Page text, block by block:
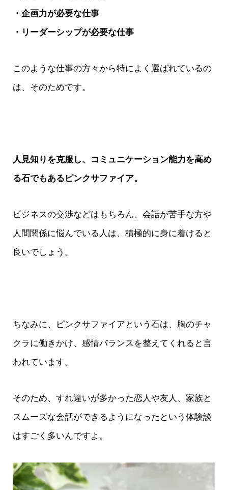
・企画力が必要な仕事
・リーダーシップが必要な仕事
このような仕事の方々から特によく選ばれているの
は、そのためです。
人見知りを克服し、コミュニケーション能力を高め
る石でもあるピンクサファイア。
ビジネスの交渉などはもちろん、会話が苦手な方や
人間関係に悩んでいる人は、積極的に身に着けると
良いでしょう。
ちなみに、ピンクサファイアという石は、胸のチャ
クラに働きかけ、感情バランスを整えてくれると言
われています。
そのため、すれ違いが多かった恋人や友人、家族と
スムーズな会話ができるようになったという体験談
はすごく多いんですよ。